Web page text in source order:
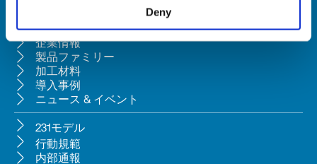
Deny
る、民法典第2497条の2に基づく経営管理および調整の対象会社で
企業情報
製品ファミリー
加工材料
導入事例
ニュース & イベント
231モデル
行動規範
内部通報